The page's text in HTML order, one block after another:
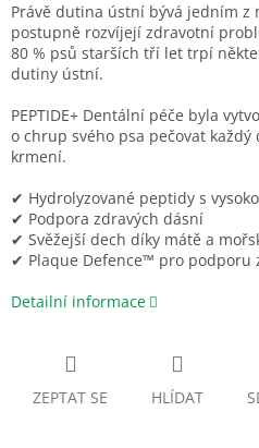
Právě dutina ústní bývá jedním z
postupně rozvíjejí zdravotní
80 % psů starších tří let trpí
dutiny ústní.
PEPTIDE+ Dentální péče byla
o chrup svého psa pečovat
krmení.
✔ Hydrolyzované peptidy s
✔ Podpora zdravých dásní
✔ Svěžejší dech díky mátě a
✔ Plaque Defence™ pro podporu
Detailní informace
ZEPTAT SE HLÍDAT